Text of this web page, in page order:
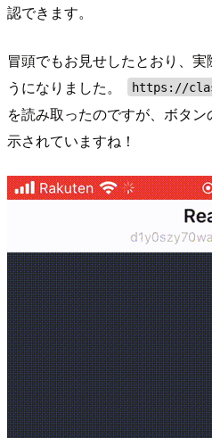
認できます。
冒頭でもお見せしたとおり、
うになりました。
https://
を読み取ったのですが、ボタ
示されていますね！